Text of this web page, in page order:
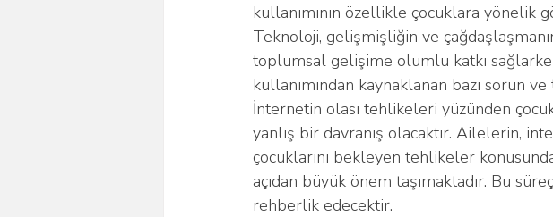
kullanımının özellikle çocuklara yönelik
Teknoloji, gelişmişliğin ve
toplumsal gelişime olumlu katkı
kullanımından kaynaklanan bazı sorun
İnternetin olası tehlikeleri yüzünden
yanlış bir davranış olacaktır. Ailelerin,
çocuklarını bekleyen tehlikeler
açıdan büyük önem taşımaktadır. Bu
rehberlik edecektir.